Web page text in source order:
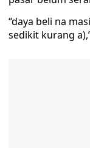
“daya beli na
sedikit kurang